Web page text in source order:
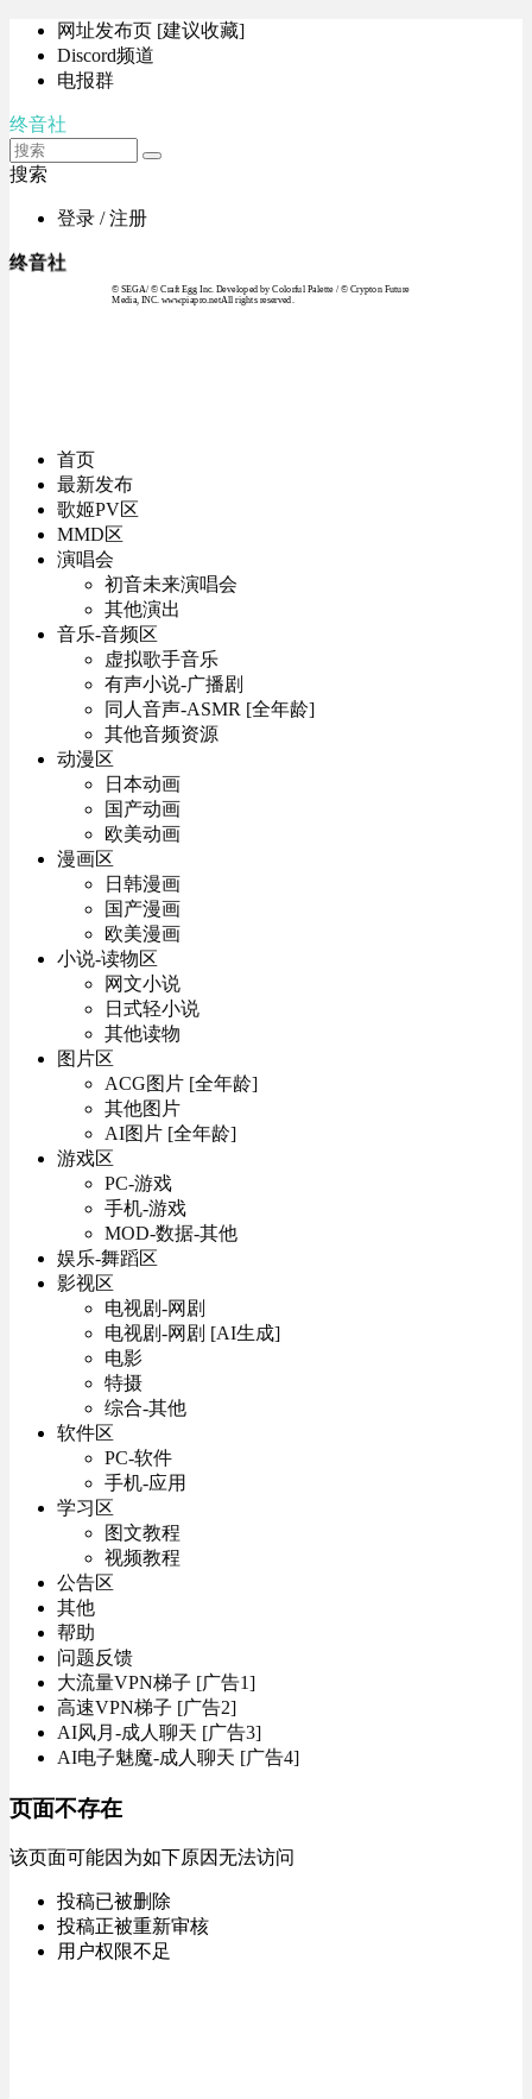
网址发布页 [建议收藏]
Discord频道
电报群
终音社
搜索
登录 / 注册
终音社
© SEGA / © Craft Egg Inc. Developed by Colorful Palette / © Crypton Future
Media, INC. www.piapro.netAll rights reserved.
首页
最新发布
歌姬PV区
MMD区
演唱会
初音未来演唱会
其他演出
音乐-音频区
虚拟歌手音乐
有声小说-广播剧
同人音声-ASMR [全年龄]
其他音频资源
动漫区
日本动画
国产动画
欧美动画
漫画区
日韩漫画
国产漫画
欧美漫画
小说-读物区
网文小说
日式轻小说
其他读物
图片区
ACG图片 [全年龄]
其他图片
AI图片 [全年龄]
游戏区
PC-游戏
手机-游戏
MOD-数据-其他
娱乐-舞蹈区
影视区
电视剧-网剧
电视剧-网剧 [AI生成]
电影
特摄
综合-其他
软件区
PC-软件
手机-应用
学习区
图文教程
视频教程
公告区
其他
帮助
问题反馈
大流量VPN梯子 [广告1]
高速VPN梯子 [广告2]
AI风月-成人聊天 [广告3]
AI电子魅魔-成人聊天 [广告4]
页面不存在
该页面可能因为如下原因无法访问
投稿已被删除
投稿正被重新审核
用户权限不足